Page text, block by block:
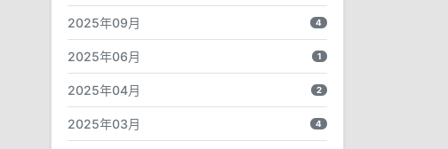
2025年09月 4
2025年06月 1
2025年04月 2
2025年03月 4